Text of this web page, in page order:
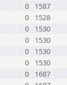
0
1587
0
1528
0
1530
0
1530
0
1530
0
1530
0
1687